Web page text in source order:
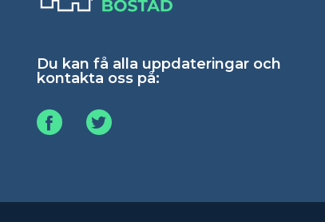
Du kan få alla uppdateringar och
kontakta oss på: